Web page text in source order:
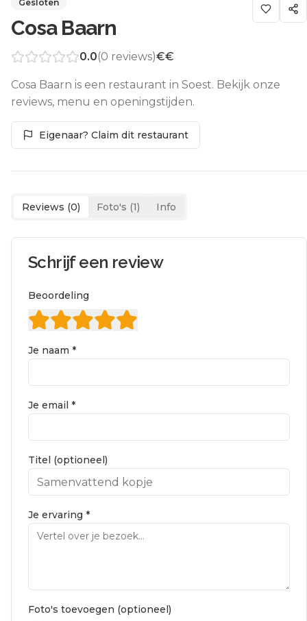
Gesloten
Cosa Baarn
0.0(0 reviews)€€
Cosa Baarn is een restaurant in Soest. Bekijk onze
reviews, menu en openingstijden.
Eigenaar? Claim dit restaurant
Reviews (0) Foto's (1) Info
Schrijf een review
Beoordeling
Je naam *
Je email *
Titel (optioneel)
Je ervaring *
Foto's toevoegen (optioneel)